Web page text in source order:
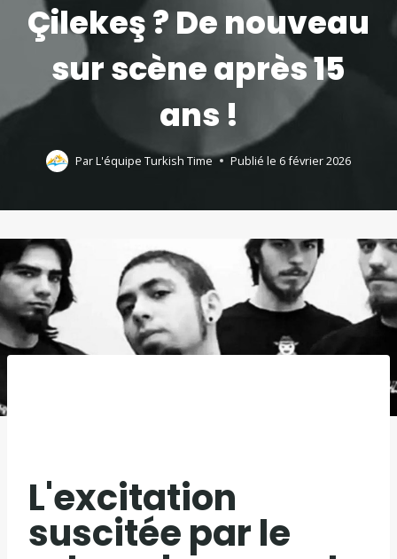
Çilekeş ? De nouveau
sur scène après 15
ans !
ParL'équipe Turkish Time Publié le 6 février 2026
L'excitation
suscitée par le